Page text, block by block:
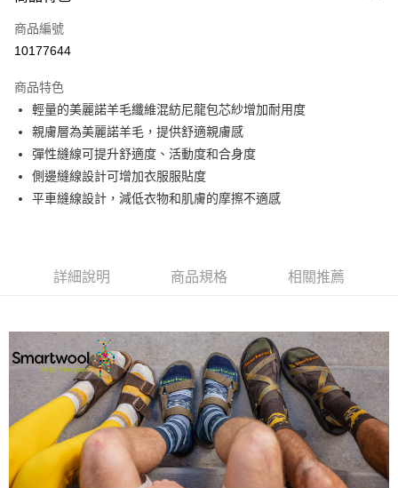
合作金庫商業銀行
上海商業儲蓄銀行
臺灣中小企業銀行
匯豐（台灣）商業銀行
華泰商業銀行
聯邦商業銀行
遠東國際商業銀行
元大商業銀行
永豐商業銀行
玉山商業銀行
台灣樂天信用卡公司
超商取貨付款
LINE Pay
Apple Pay
ATM付款
運送方式
全家取貨付款
每筆NT$60，滿NT$490(含以上)免運費
每筆NT$60，滿NT$490(含以上)免運費
付款後7-11取貨
每筆NT$60，滿NT$490(含以上)免運費
宅配
每筆NT$80，滿NT$490(含以上)免運費
離島宅配
商品編號
10177644
商品特色
輕量的美麗諾羊毛纖維混紡尼龍包芯紗增加耐用度
親膚層為美麗諾羊毛，提供舒適親膚感
彈性縫線可提升舒適度、活動度和合身度
側邊縫線設計可增加衣服服貼度
平車縫線設計，減低衣物和肌膚的摩擦不適感
詳細說明 商品規格 相關推薦